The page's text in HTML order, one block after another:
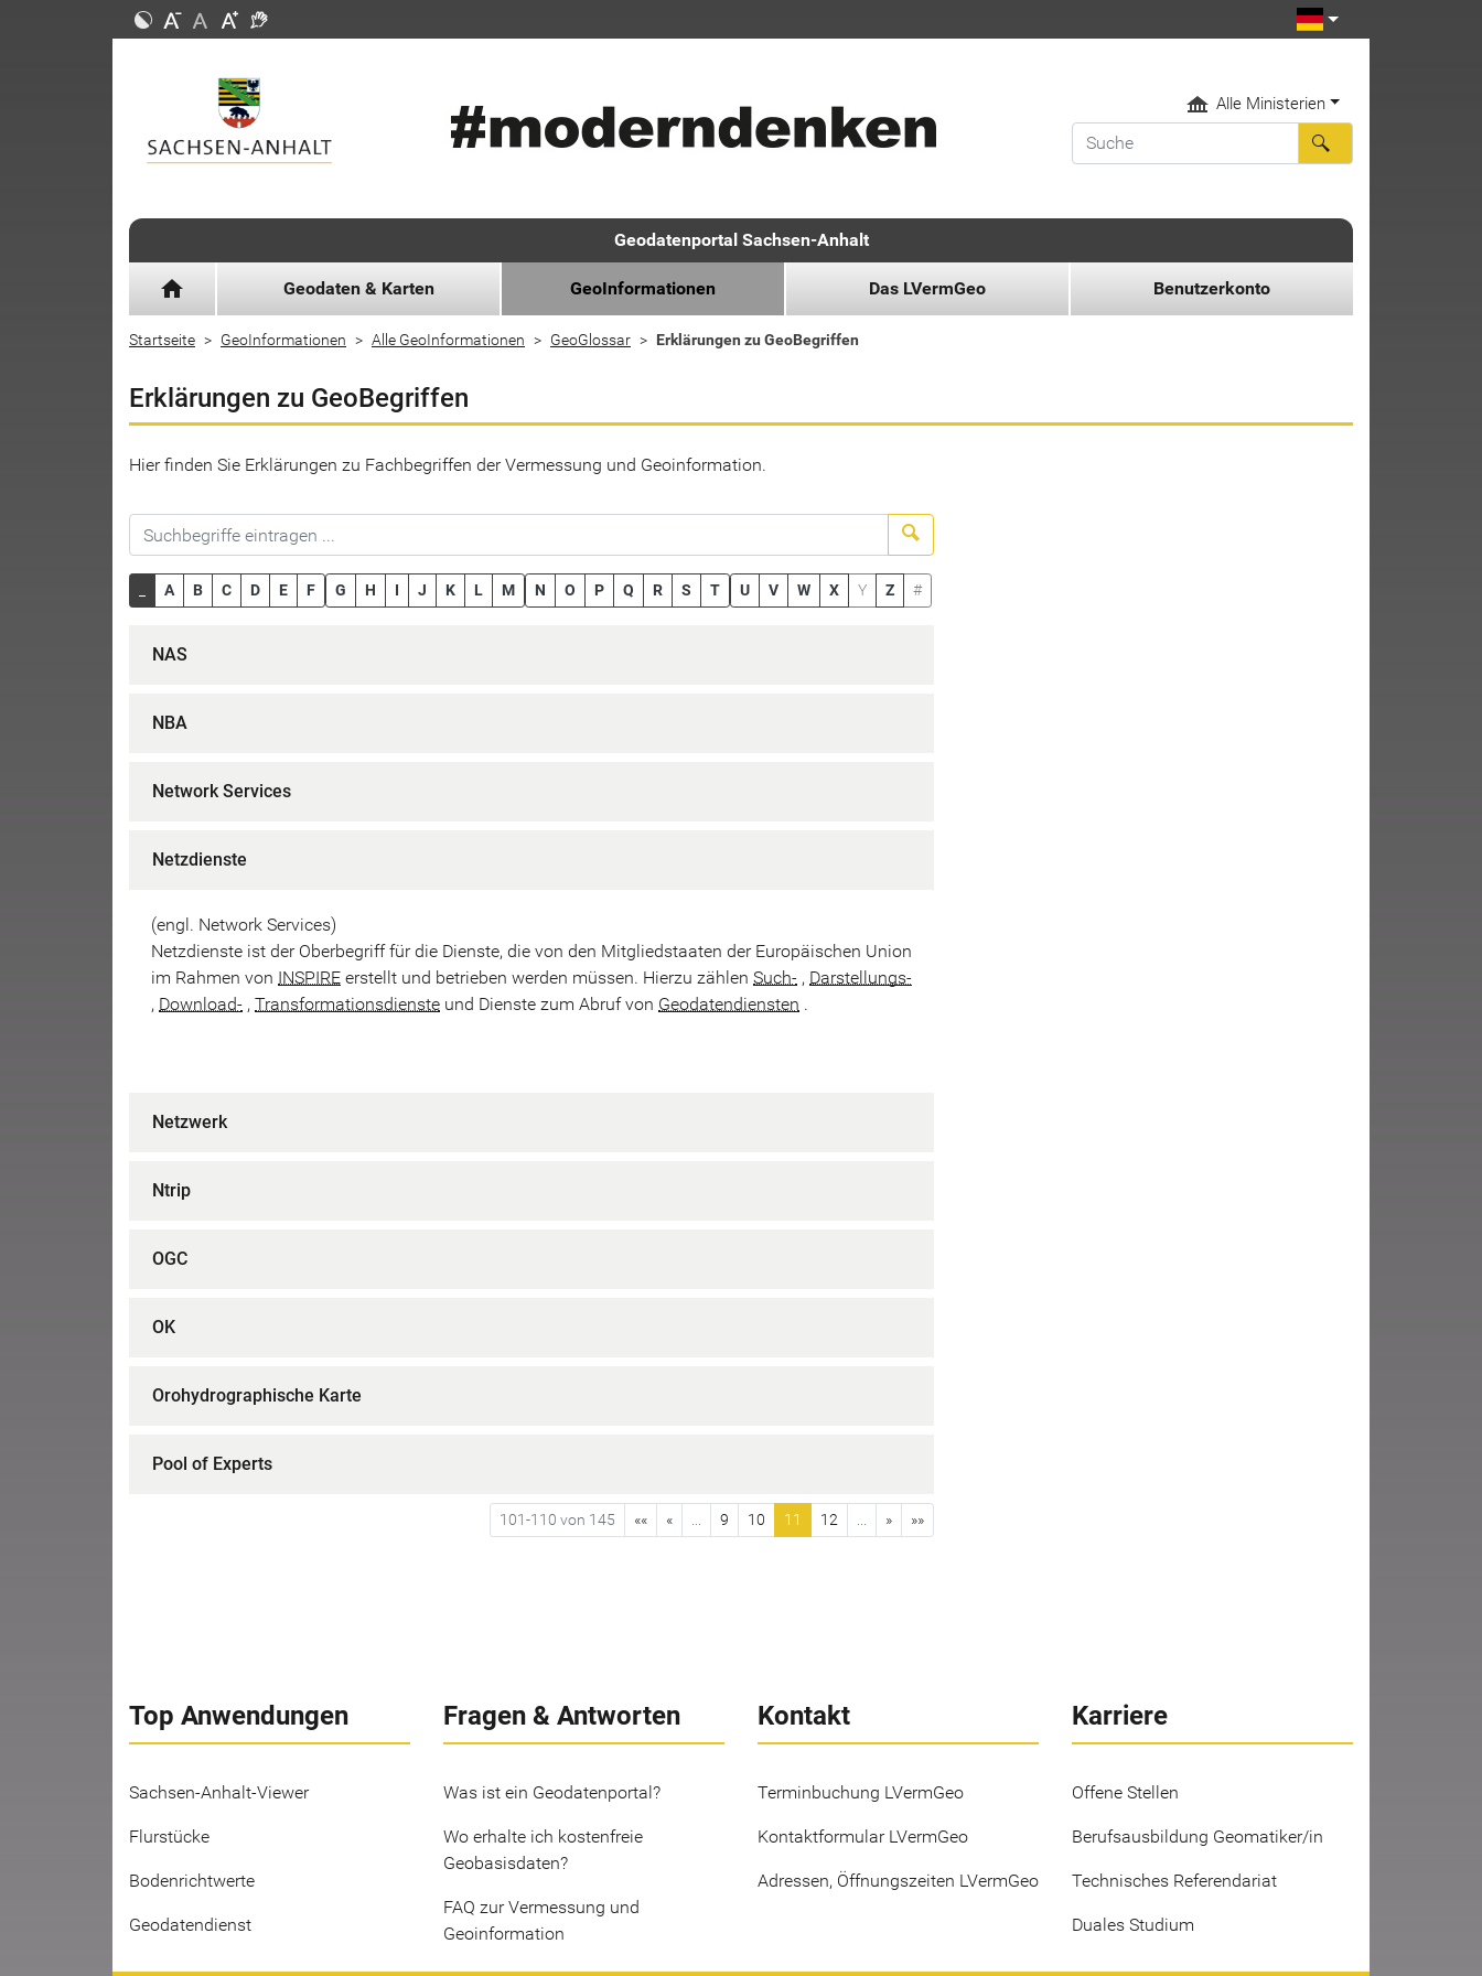
Alle Ministerien
Geodatenportal Sachsen-Anhalt
home Geodaten & Karten GeoInformationen Das LVermGeo Benutzerkonto
Startseite GeoInformationen Alle GeoInformationen GeoGlossar Erklärungen zu GeoBegriffen
Erklärungen zu GeoBegriffen
Hier finden Sie Erklärungen zu Fachbegriffen der Vermessung und Geoinformation.
A B C D E F G H I J K L M N O P Q R S T U V W X Y Z #
NAS
NBA
Network Services
Netzdienste
(engl. Network Services)
Netzdienste ist der Oberbegriff für die Dienste, die von den Mitgliedstaaten der Europäischen Union
im Rahmen von INSPIRE erstellt und betrieben werden müssen. Hierzu zählen Such- , Darstellungs-
, Download- , Transformationsdienste und Dienste zum Abruf von Geodatendiensten .
Netzwerk
Ntrip
OGC
OK
Orohydrographische Karte
Pool of Experts
101-110 von 145 «« « 9 10 11 12 » »»
Top Anwendungen
Sachsen-Anhalt-Viewer
Flurstücke
Bodenrichtwerte
Geodatendienst
Fragen & Antworten
Was ist ein Geodatenportal?
Wo erhalte ich kostenfreie
Geobasisdaten?
FAQ zur Vermessung und
Geoinformation
Kontakt
Terminbuchung LVermGeo
Kontaktformular LVermGeo
Adressen, Öffnungszeiten LVermGeo
Karriere
Offene Stellen
Berufsausbildung Geomatiker/in
Technisches Referendariat
Duales Studium